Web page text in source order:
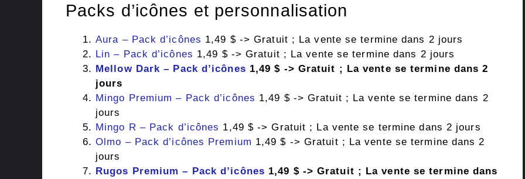
Packs d’icônes et personnalisation
Aura – Pack d’icônes 1,49 $ -> Gratuit ; La vente se termine dans 2 jours
Lin – Pack d’icônes 1,49 $ -> Gratuit ; La vente se termine dans 2 jours
Mellow Dark – Pack d’icônes 1,49 $ -> Gratuit ; La vente se termine dans 2
jours
Mingo Premium – Pack d’icônes 1,49 $ -> Gratuit ; La vente se termine dans 2
jours
Mingo R – Pack d’icônes 1,49 $ -> Gratuit ; La vente se termine dans 2 jours
Olmo – Pack d’icônes Premium 1,49 $ -> Gratuit ; La vente se termine dans 2
jours
Rugos Premium – Pack d’icônes 1,49 $ -> Gratuit ; La vente se termine dans